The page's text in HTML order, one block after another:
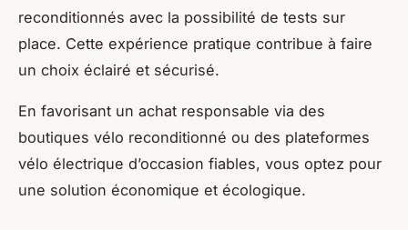
reconditionnés avec la possibilité de tests sur
place. Cette expérience pratique contribue à faire
un choix éclairé et sécurisé.
En favorisant un achat responsable via des
boutiques vélo reconditionné ou des plateformes
vélo électrique d’occasion fiables, vous optez pour
une solution économique et écologique.